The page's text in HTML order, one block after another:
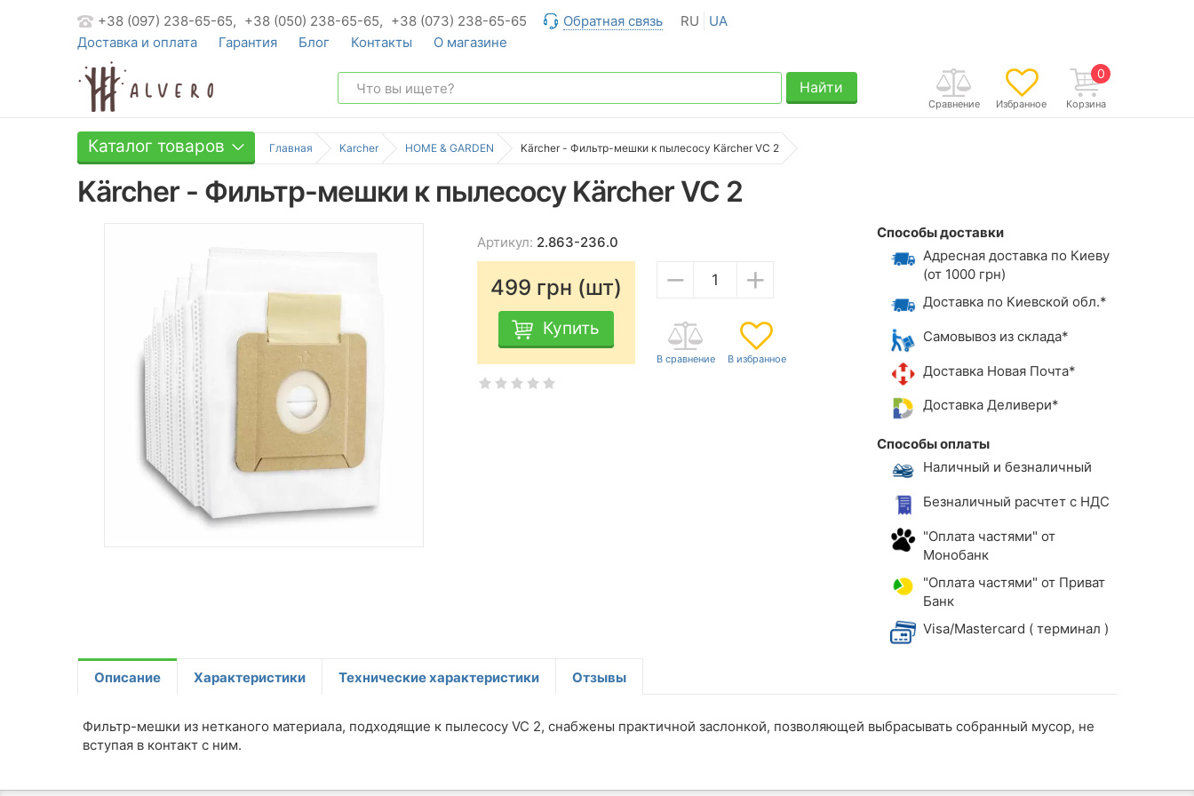
+38 (097) 238-65-65, +38 (050) 238-65-65, +38 (073) 238-65-65 Обратная связь RU
UA
Доставка и оплата
Гарантия Блог Контакты О магазине
0
Корзина
Избранное
Сравнение
Найти
Каталог товаров Главная Karcher HOME & GARDEN Kärcher - Фильтр-мешки к пылесосу Kärcher VC 2
Kärcher - Фильтр-мешки к пылесосу Kärcher VC 2
Артикул: 2.863-236.0
499 грн (шт)
Купить
− +
Способы доставки
Адресная доставка по Киеву
(от 1000 грн)
Доставка по Киевской обл.*
Самовывоз из склада*
Доставка Новая Почта*
Доставка Деливери*
Способы оплаты
Наличный и безналичный
Безналичный расчтет с НДС
"Оплата частями" от
Монобанк
"Оплата частями" от Приват
Банк
Visa/Mastercard ( терминал )
Описание Характеристики Технические характеристики Отзывы
Фильтр-мешки из нетканого материала, подходящие к пылесосу VC 2, снабжены практичной заслонкой, позволяющей выбрасывать собранный мусор, не
вступая в контакт с ним.